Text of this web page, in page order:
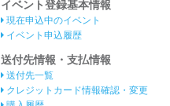
イベント登録基本情報
現在申込中のイベント
イベント申込履歴
送付先情報・支払情報
送付先一覧
クレジットカード情報確認・変更